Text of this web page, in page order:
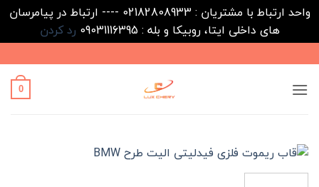
واحد ارتباط با مشتریان : 02182808933 ---- ارتباط در پیامرسان
های داخلی ایتا، روبیکا و بله : 09031116395
رد کردن
to
content
0